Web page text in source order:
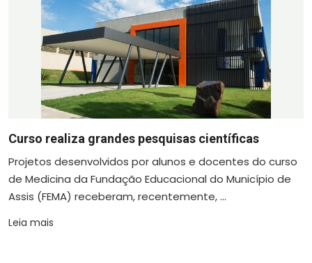
Curso realiza grandes pesquisas científicas
Projetos desenvolvidos por alunos e docentes do curso
de Medicina da Fundação Educacional do Município de
Assis (FEMA) receberam, recentemente, ...
Leia mais